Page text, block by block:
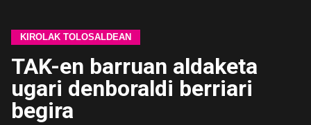
KIROLAK TOLOSALDEAN
TAK-en barruan aldaketa
ugari denboraldi berriari
begira